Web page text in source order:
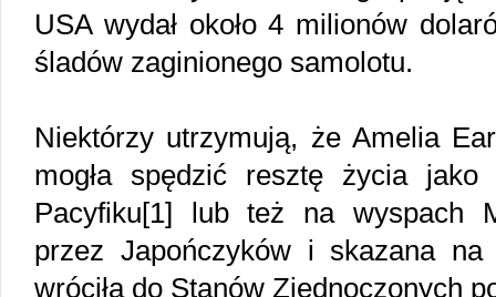
USA wydał około 4 milionów
śladów zaginionego samolotu.
Niektórzy utrzymują, że Amelia
mogła spędzić resztę życia
Pacyfiku[1] lub też na wyspach
przez Japończyków i skazana
wróciła do Stanów Zjednoczonych